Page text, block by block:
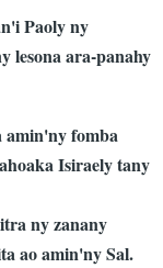
Paoly ny
lesona ara-panahy
amin'ny fomba
Isiraely tany
ny zanany
ao amin'ny Sal.